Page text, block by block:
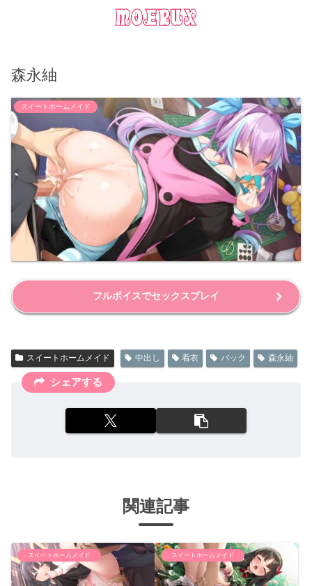
森永紬
スイートホームメイド
フルボイスでセックスプレイ
スイートホームメイド 中出し 着衣 バック 森永紬
シェアする
関連記事
スイートホームメイド スイートホームメイド